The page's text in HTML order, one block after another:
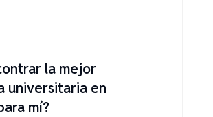
la mejor
universitaria en
mí?